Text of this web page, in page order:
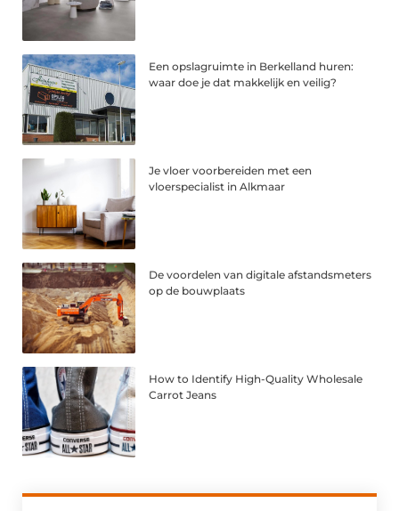
Een opslagruimte in Berkelland huren:
waar doe je dat makkelijk en veilig?
Je vloer voorbereiden met een
vloerspecialist in Alkmaar
De voordelen van digitale afstandsmeters
op de bouwplaats
How to Identify High-Quality Wholesale
Carrot Jeans